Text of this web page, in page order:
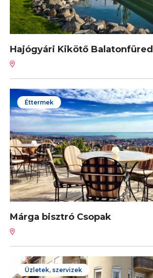
Hajógyári Kikötő Balatonfüred
Éttermek
Márga bisztró Csopak
Üzletek, szervizek